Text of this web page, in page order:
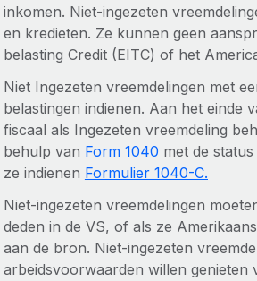
inkomen. Niet-ingezeten
en kredieten. Ze kunnen geen
belasting Credit (EITC) of het
Niet Ingezeten vreemdelingen met
belastingen indienen. Aan het einde
fiscaal als Ingezeten vreemdeling
behulp van Form 1040 met de
ze indienen Formulier 1040-C.
Niet-ingezeten vreemdelingen
deden in de VS, of als ze
aan de bron. Niet-ingezeten
arbeidsvoorwaarden willen genieten